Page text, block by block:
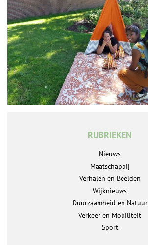
RUBRIEKEN
Nieuws
Maatschappij
Verhalen en Beelden
Wijknieuws
Duurzaamheid en Natuur
Verkeer en Mobiliteit
Sport